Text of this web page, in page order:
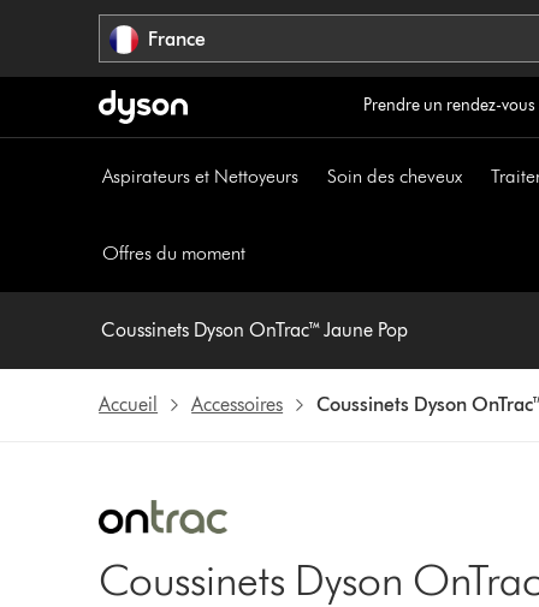
France
Prendre un rendez-vous
Aspirateurs et Nettoyeurs Soin des cheveux
Offres du moment
Coussinets Dyson OnTrac™ Jaune Pop
Accueil Accessoires Coussinets Dyson
Coussinets Dyson